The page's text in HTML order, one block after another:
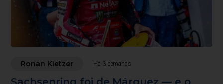
Ronan Kietzer Há 3 semanas
Sachsenring foi de Márquez — e o